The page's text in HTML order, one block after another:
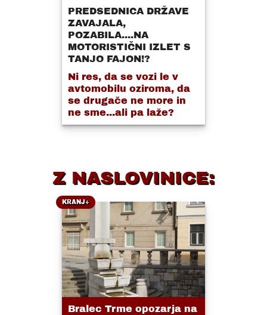
PREDSEDNICA DRŽAVE
ZAVAJALA,
POZABILA....NA
MOTORISTIČNI IZLET S
TANJO FAJON!?
Ni res, da se vozi le v
avtomobilu oziroma, da
se drugače ne more in
ne sme...ali pa laže?
Z NASLOVINICE:
KRANJ+
Bralec Trme opozarja na